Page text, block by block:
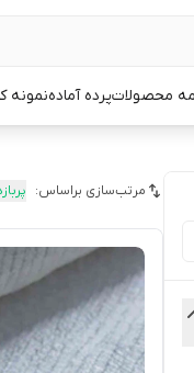
محصولاتپرده آمادهنمونه
مرتب‌سازی براساس: